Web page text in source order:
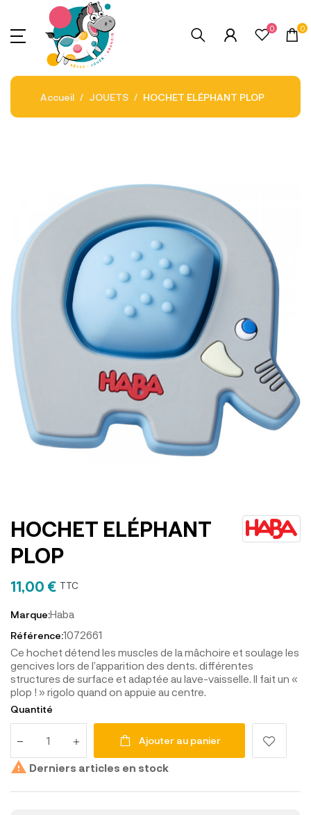
0 0
Accueil JOUETS HOCHET ELÉPHANT PLOP
HOCHET ELÉPHANT
PLOP
11,00 € TTC
Marque:Haba
Référence:1072661
Ce hochet détend les muscles de la mâchoire et soulage les
gencives lors de l’apparition des dents. différentes
structures de surface et adaptée au lave-vaisselle. Il fait un «
plop ! » rigolo quand on appuie au centre.
Quantité
Ajouter au panier
 Derniers articles en stock